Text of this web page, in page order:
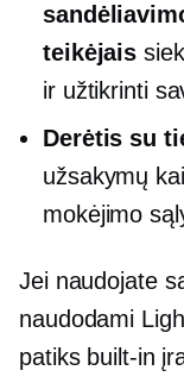
teikėjais
ir užtikrinti
Derėtis su
užsakymų
mokėjimo
Jei naudojate
naudodami
patiks built-in